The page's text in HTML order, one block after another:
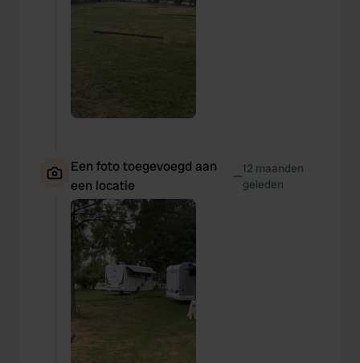
Een foto toegevoegd aan
een locatie
—12 maanden
geleden